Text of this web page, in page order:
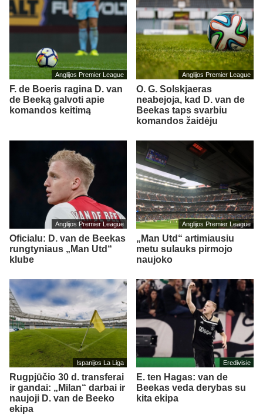
Anglijos Premier League
F. de Boeris ragina D. van
de Beeką galvoti apie
komandos keitimą
Anglijos Premier League
O. G. Solskjaeras
neabejoja, kad D. van de
Beekas taps svarbiu
komandos žaidėju
Anglijos Premier League
Oficialu: D. van de Beekas
rungtyniaus „Man Utd“
klube
Anglijos Premier League
„Man Utd“ artimiausiu
metu sulauks pirmojo
naujoko
Ispanijos La Liga
Rugpjūčio 30 d. transferai
ir gandai: „Milan“ darbai ir
naujoji D. van de Beeko
ekipa
Eredivisie
E. ten Hagas: van de
Beekas veda derybas su
kita ekipa